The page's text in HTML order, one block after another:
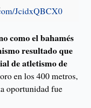
JcidxQBCX0
como el bahamés
resultado que
de atletismo de
en los 400 metros,
oportunidad fue